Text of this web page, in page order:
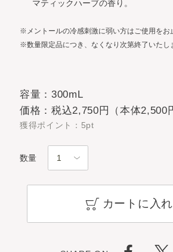
マティックハーブの香り。
※メントールの冷感刺激に弱い方はご使用をお
※数量限定品につき、なくなり次第終了いたし
容量：300mL
価格：税込2,750円（本体2,500
獲得ポイント：5pt
数量
カートに入